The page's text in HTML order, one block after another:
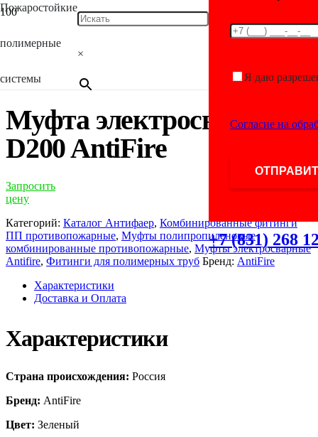
Пожаростойкие
полимерные
системы
×
Я даю
Согласие на
+7 (831) 268
Каталог/Фитинги для полимерных
противопожарные
электросварные Antifire
/ Муфта электросварная D200 AntiFire
Муфта электросварная
D200 AntiFire
Запросить
цену
Категорий: Каталог Антифаер, Комбинированные фитинги
ПП противопожарные, Муфты полипропиленовые
комбинированные противопожарные, Муфты электросварные
Antifire, Фитинги для полимерных труб Бренд: AntiFire
Характеристики
Доставка и Оплата
Характеристики
Страна происхождения: Россия
Бренд: AntiFire
Цвет: Зеленый